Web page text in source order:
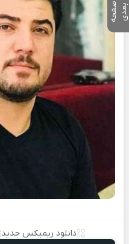
دانلود ریمیکس جدید
ص
ف
ح
ه ب ع
د ی